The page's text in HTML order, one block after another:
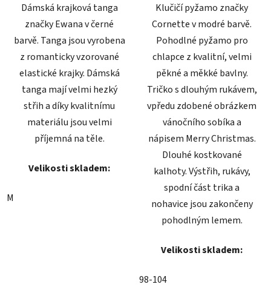
Dámská krajková tanga
značky Ewana v černé
barvě. Tanga jsou vyrobena
z romanticky vzorované
elastické krajky. Dámská
tanga mají velmi hezký
střih a díky kvalitnímu
materiálu jsou velmi
příjemná na těle.
Velikosti skladem:
M
Klučičí pyžamo značky
Cornette v modré barvě.
Pohodlné pyžamo pro
chlapce z kvalitní, velmi
pěkné a měkké bavlny.
Tričko s dlouhým rukávem,
vpředu zdobené obrázkem
vánočního sobíka a
nápisem Merry Christmas.
Dlouhé kostkované
kalhoty. Výstřih, rukávy,
spodní část trika a
nohavice jsou zakončeny
pohodlným lemem.
Velikosti skladem:
98-104